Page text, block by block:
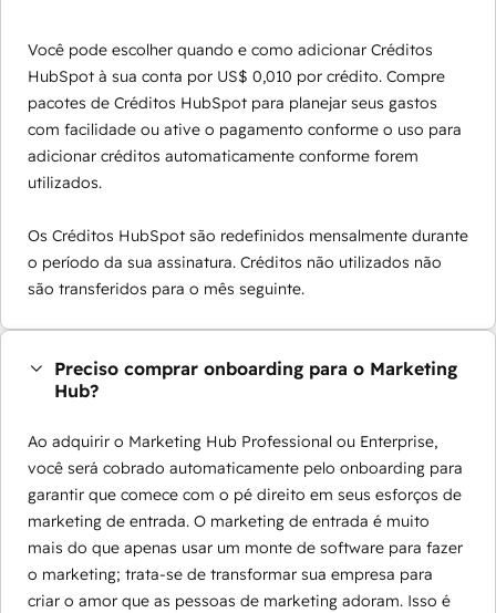
Você pode escolher quando e como adicionar Créditos
HubSpot à sua conta por US$ 0,010 por crédito. Compre
pacotes de Créditos HubSpot para planejar seus gastos
com facilidade ou ative o pagamento conforme o uso para
adicionar créditos automaticamente conforme forem
utilizados.
Os Créditos HubSpot são redefinidos mensalmente durante
o período da sua assinatura. Créditos não utilizados não
são transferidos para o mês seguinte.
Preciso comprar onboarding para o Marketing
Hub?
Ao adquirir o Marketing Hub Professional ou Enterprise,
você será cobrado automaticamente pelo onboarding para
garantir que comece com o pé direito em seus esforços de
marketing de entrada. O marketing de entrada é muito
mais do que apenas usar um monte de software para fazer
o marketing; trata-se de transformar sua empresa para
criar o amor que as pessoas de marketing adoram. Isso é